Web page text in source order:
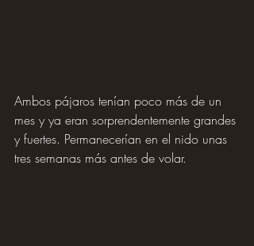
Ambos pájaros tenían poco más de un
mes y ya eran sorprendentemente grandes
y fuertes. Permanecerían en el nido unas
tres semanas más antes de volar.